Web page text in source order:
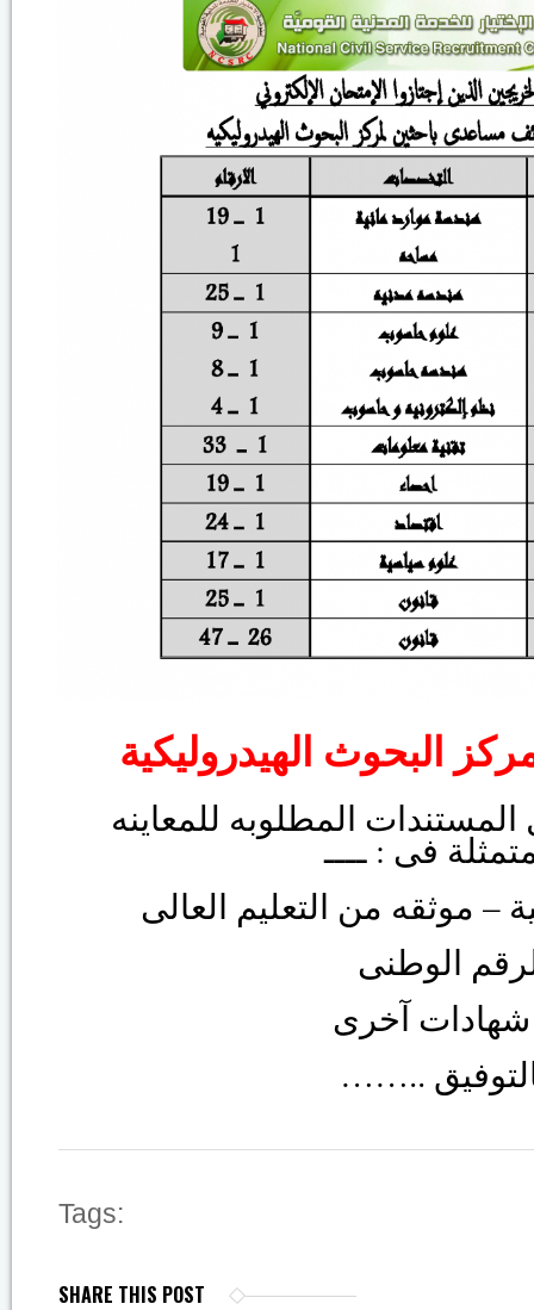
البحوث الهيدروليكية
المطلوبه للمعاينه
فى : ــــ
Tags:
SHARE THIS POST